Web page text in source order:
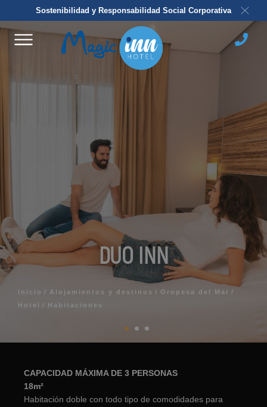
Sostenibilidad y Responsabilidad Social Corporativa
DUO INN
Inicio Alojamientos y destinos
Oropesa del Mar
Hotel
Habitaciones
CAPACIDAD MÁXIMA DE 3 PERSONAS
18m²
Habitación doble con todo tipo de comodidades para